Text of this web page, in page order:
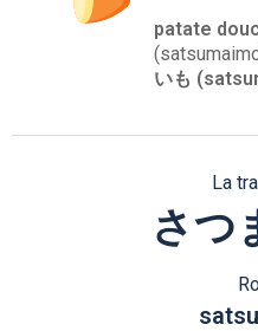
patate
いも
La
さつ